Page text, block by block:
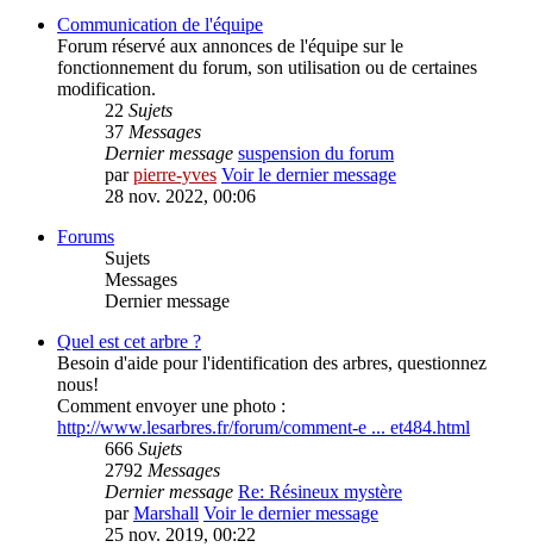
Communication de l'équipe
Forum réservé aux annonces de l'équipe sur le
fonctionnement du forum, son utilisation ou de certaines
modification.
22 Sujets
37 Messages
Dernier message suspension du forum
parpierre-yves Voir le dernier message
28 nov. 2022, 00:06
Forums
Sujets
Messages
Dernier message
Quel est cet arbre ?
Besoin d'aide pour l'identification des arbres, questionnez
nous!
Comment envoyer une photo :
http://www.lesarbres.fr/forum/comment-e ... et484.html
666 Sujets
2792 Messages
Dernier message Re: Résineux mystère
parMarshall Voir le dernier message
25 nov. 2019, 00:22